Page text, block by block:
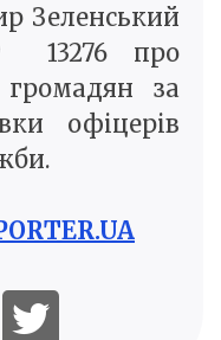
Зеленський
13276 про
за
офіцерів